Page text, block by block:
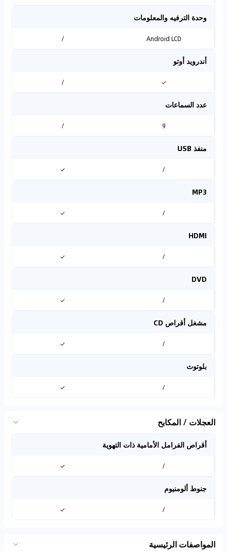
وحدة الترفيه والمعلومات
Android LCD
/
أندرويد أوتو
✓
/
عدد السماعات
9
/
منفذ USB
/
✓
MP3
/
✓
HDMI
/
✓
DVD
/
✓
مشغل أقراص CD
/
✓
بلوتوث
/
✓
العجلات / المكابح
أقراص الفرامل الأمامية ذات التهوية
/
✓
جنوط ألومنيوم
/
✓
المواصفات الرئيسية